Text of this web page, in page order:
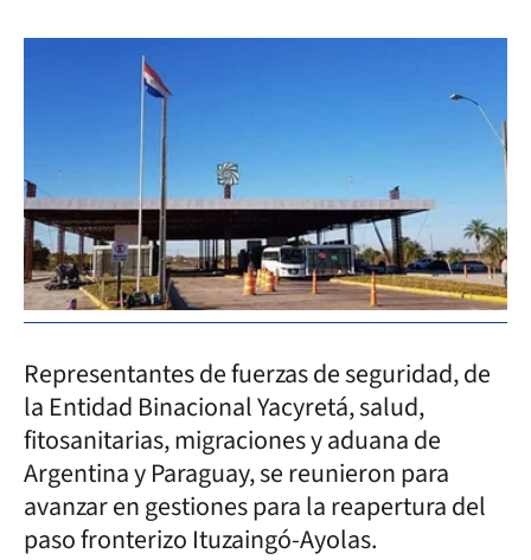
Representantes de fuerzas de seguridad, de
la Entidad Binacional Yacyretá, salud,
fitosanitarias, migraciones y aduana de
Argentina y Paraguay, se reunieron para
avanzar en gestiones para la reapertura del
paso fronterizo Ituzaingó-Ayolas.